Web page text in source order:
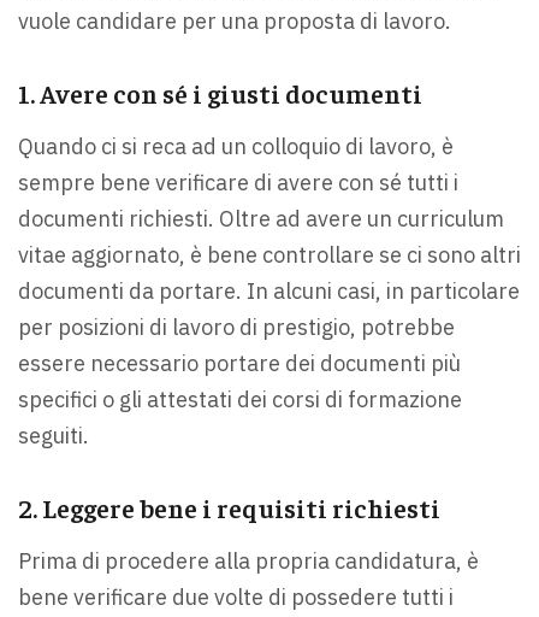
vuole candidare per una proposta di lavoro.
1. Avere con sé i giusti documenti
Quando ci si reca ad un colloquio di lavoro, è
sempre bene verificare di avere con sé tutti i
documenti richiesti. Oltre ad avere un curriculum
vitae aggiornato, è bene controllare se ci sono altri
documenti da portare. In alcuni casi, in particolare
per posizioni di lavoro di prestigio, potrebbe
essere necessario portare dei documenti più
specifici o gli attestati dei corsi di formazione
seguiti.
2. Leggere bene i requisiti richiesti
Prima di procedere alla propria candidatura, è
bene verificare due volte di possedere tutti i